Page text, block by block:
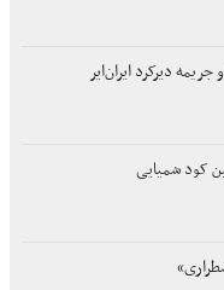
کود شمیایی